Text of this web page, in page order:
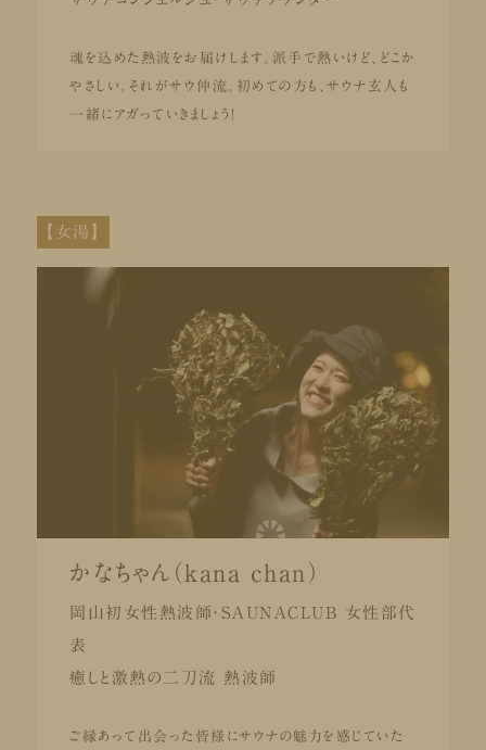
魂を込めた熱波をお届けします。派手で熱いけど、どこか
やさしい。それがサウ仲流。初めての方も、サウナ玄人も
一緒にアガっていきましょう！
【女湯】
かなちゃん（kana chan）
岡山初女性熱波師・SAUNACLUB 女性部代
表
癒しと激熱の二刀流 熱波師
ご縁あって出会った皆様にサウナの魅力を感じていた